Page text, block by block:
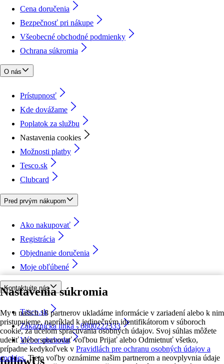
Nastavenia súkromia
My a našich 18 partnerov ukladáme informácie v zariadení alebo k nim
pristupujeme, napríklad k jedinečným identifikátorom v súboroch
cookie, za účelom spracúvania osobných údajov. Svoj súhlas môžete
udeliť alebo spravovať voľbou Prijať alebo Odmietnuť všetko,
prípadne kedykoľvek v Pravidlách pre ochranu osobných údajov a
cookies. Tieto voľby oznámime našim partnerom a neovplyvnia údaje
Cena doručenia
Bezpečnosť pri nákupe
Všeobecné obchodné podmienky
Ochrana súkromia
O nás
Prístupnosť
Kde dovážame
Poplatok za službu
Nastavenia cookies
Možnosti platby
Tesco.sk
Clubcard
Pred prvým nákupom
Ako nakupovať
Registrácia
Objednanie doručenia
Moje obľúbené
Kontaktujte nás
Tesco.sk
Zákaznícka linka - 0800222333
Výber obchodu
followUs